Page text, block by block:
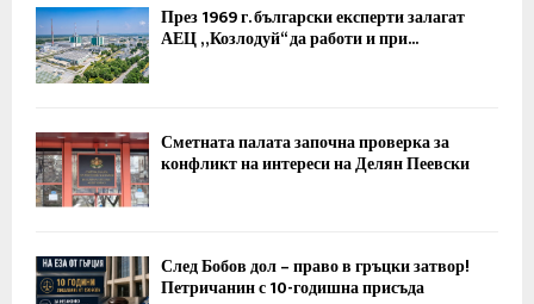
През 1969 г. български експерти залагат
АЕЦ „Козлодуй“ да работи и при...
Сметната палата започна проверка за
конфликт на интереси на Делян Пеевски
След Бобов дол – право в гръцки затвор!
Петричанин с 10-годишна присъда